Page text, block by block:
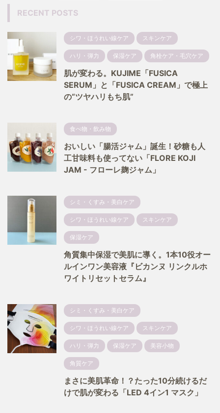
RECENT POSTS
シワ・ほうれい線ケア スキンケア
ハリ・弾力 保湿ケア 角栓ケア・毛穴ケア
肌が変わる。KUJIME「FUSICA
SERUM」と「FUSICA CREAM」で極上
の“ツヤハリもち肌”
食べ物・飲み物
おいしい「腸活ジャム」誕生！砂糖も人
工甘味料も使ってない「FLORE KOJI
JAM - フローレ麹ジャム」
シミ・くすみ・美白ケア
シワ・ほうれい線ケア スキンケア
保湿ケア
角質集中保湿で美肌に導く。1本10役オー
ルインワン美容液『ビカンヌ リンクルホ
ワイトリセットセラム』
シミ・くすみ・美白ケア
シワ・ほうれい線ケア スキンケア
ハリ・弾力 保湿ケア 美容小物
角質ケア
まさに美肌革命！？たった10分続けるだ
けで肌が変わる「LED 4イン1 マスク」